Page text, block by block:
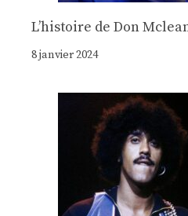
Lʼhistoire de Don
8 janvier 2024